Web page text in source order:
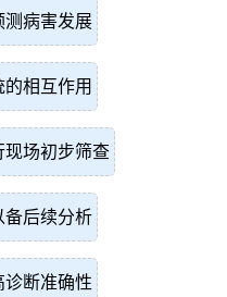
测病害发展
相互作用
现场初步筛查
备后续分析
断准确性